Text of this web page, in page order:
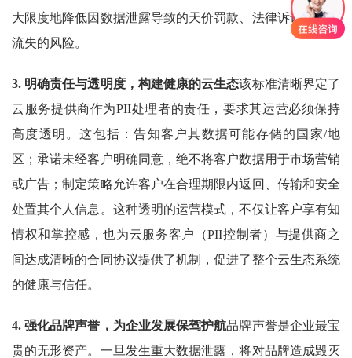
大限度地降低因数据泄露导致的天价罚款、法律诉讼及客户
流失的风险。
3. 明确责任与透明度，构建健康的云生态该标准清晰界定了
云服务提供商作为PII处理者的责任，要求其运营必须保持
高度透明。这包括：告知客户其数据可能存储的国家/地
区；承诺未经客户明确同意，绝不将客户数据用于市场营销
或广告；制定策略允许客户在合理期限内返回、传输和安全
处置其个人信息。这种透明的运营模式，不仅让客户享有知
情权和掌控感，也为云服务客户（PII控制者）与提供商之
间达成清晰的合同协议提供了机制，促进了整个云生态系统
的健康与信任。
4. 强化品牌声誉，为企业发展保驾护航品牌声誉是企业最宝
贵的无形资产。一旦发生重大数据泄露，将对品牌造成毁灭